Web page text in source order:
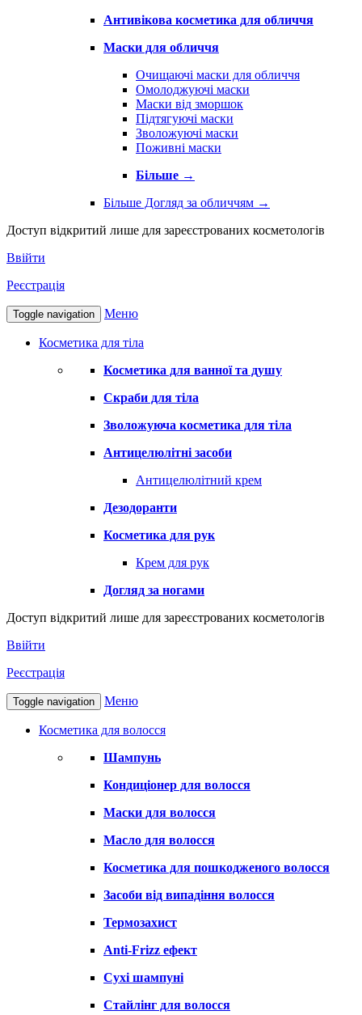
Антивікова косметика для обличчя
Маски для обличчя
Очищаючі маски для обличчя
Омолоджуючі маски
Маски від зморшок
Підтягуючі маски
Зволожуючі маски
Поживні маски
Більше →
Більше Догляд за обличчям →
Доступ відкритий лише для зареєстрованих косметологів
Ввійти
Реєстрація
Toggle navigation Меню
Косметика для тіла
Косметика для ванної та душу
Скраби для тіла
Зволожуюча косметика для тіла
Антицелюлітні засоби
Антицелюлітний крем
Дезодоранти
Косметика для рук
Крем для рук
Догляд за ногами
Доступ відкритий лише для зареєстрованих косметологів
Ввійти
Реєстрація
Toggle navigation Меню
Косметика для волосся
Шампунь
Кондиціонер для волосся
Маски для волосся
Масло для волосся
Косметика для пошкодженого волосся
Засоби від випадіння волосся
Термозахист
Anti-Frizz ефект
Сухі шампуні
Стайлінг для волосся